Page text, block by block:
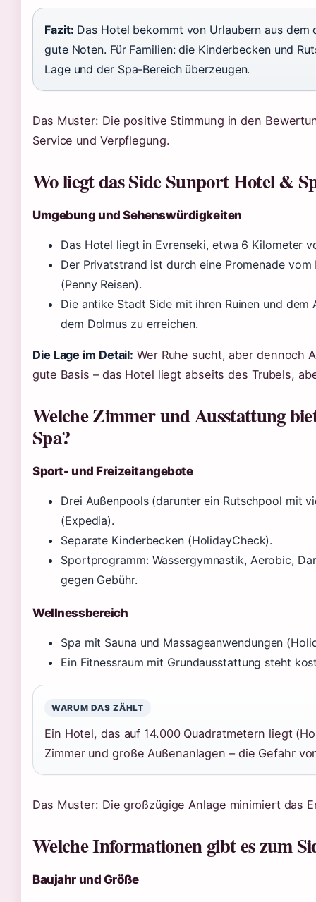
Fazit: Das Hotel bekommt von Urlaubern aus dem
gute Noten. Für Familien: die Kinderbecken und
Lage und der Spa-Bereich überzeugen.
Das Muster: Die positive Stimmung in den
Service und Verpflegung.
Wo liegt das Side Sunport Hotel &
Umgebung und Sehenswürdigkeiten
Das Hotel liegt in Evrenseki, etwa 6 Kilometer
Der Privatstrand ist durch eine Promenade
(Penny Reisen).
Die antike Stadt Side mit ihren Ruinen und
dem Dolmus zu erreichen.
Die Lage im Detail: Wer Ruhe sucht, aber dennoch
gute Basis – das Hotel liegt abseits des Trubels,
Welche Zimmer und Ausstattung
Spa?
Sport- und Freizeitangebote
Drei Außenpools (darunter ein Rutschpool mit
(Expedia).
Separate Kinderbecken (HolidayCheck).
Sportprogramm: Wassergymnastik, Aerobic,
gegen Gebühr.
Wellnessbereich
Spa mit Sauna und Massageanwendungen
Ein Fitnessraum mit Grundausstattung steht
WARUM DAS ZÄHLT
Ein Hotel, das auf 14.000 Quadratmetern liegt
Zimmer und große Außenanlagen – die Gefahr
Das Muster: Die großzügige Anlage minimiert das
Welche Informationen gibt es zum
Baujahr und Größe